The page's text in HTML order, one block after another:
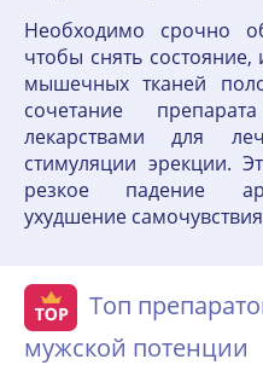
Необходимо срочно
чтобы снять
мышечных тканей
сочетание
лекарствами для
стимуляции эрекции.
резкое падение
ухудшение
Топ
мужской потенции